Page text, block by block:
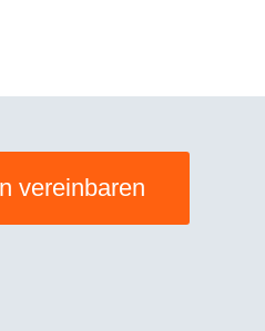
vereinbaren